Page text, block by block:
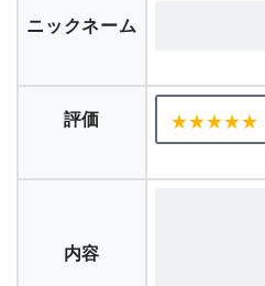
ニックネーム
評価
内容